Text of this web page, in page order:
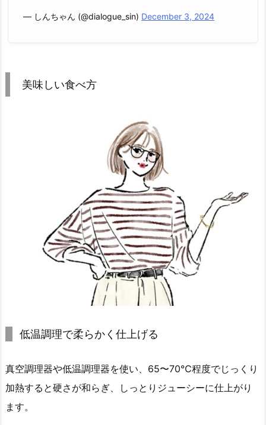
— しんちゃん (@dialogue_sin) December 3, 2024
美味しい食べ方
低温調理で柔らかく仕上げる
真空調理器や低温調理器を使い、65〜70℃程度でじっくり
加熱すると硬さが和らぎ、しっとりジューシーに仕上がり
ます。